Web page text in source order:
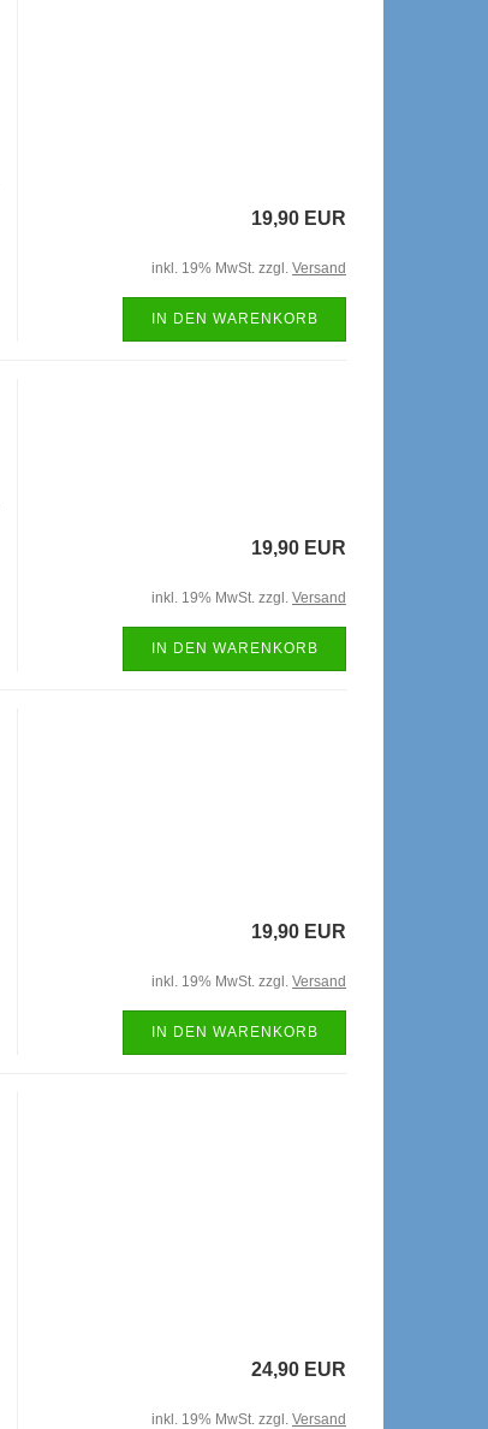
19,90 EUR
inkl. 19% MwSt. zzgl. Versand
IN DEN WARENKORB
19,90 EUR
inkl. 19% MwSt. zzgl. Versand
IN DEN WARENKORB
19,90 EUR
inkl. 19% MwSt. zzgl. Versand
IN DEN WARENKORB
24,90 EUR
inkl. 19% MwSt. zzgl. Versand